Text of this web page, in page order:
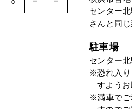
センター
さんと同
駐車場
センター
恐れ入
すよ
満車で